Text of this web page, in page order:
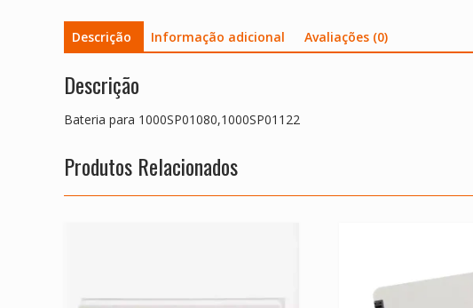
Descrição Informação adicional Avaliações (0)
Descrição
Bateria para 1000SP01080,1000SP01122
Produtos Relacionados